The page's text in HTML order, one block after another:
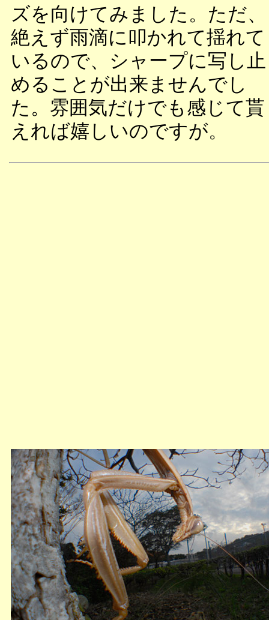
ズを向けてみました。ただ、
絶えず雨滴に叩かれて揺れて
いるので、シャープに写し止
めることが出来ませんでし
た。雰囲気だけでも感じて貰
えれば嬉しいのですが。